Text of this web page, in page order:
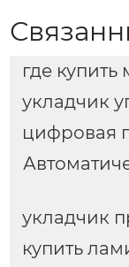
где
укладчик
цифровая
укладчик
купить